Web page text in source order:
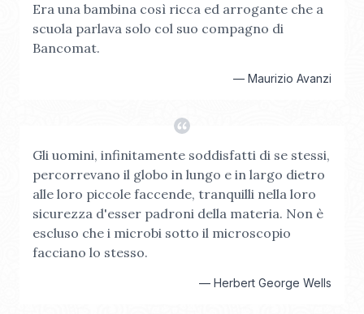
Era una bambina così ricca ed arrogante che a
scuola parlava solo col suo compagno di
Bancomat.
— Maurizio Avanzi
Gli uomini, infinitamente soddisfatti di se stessi,
percorrevano il globo in lungo e in largo dietro
alle loro piccole faccende, tranquilli nella loro
sicurezza d'esser padroni della materia. Non è
escluso che i microbi sotto il microscopio
facciano lo stesso.
— Herbert George Wells